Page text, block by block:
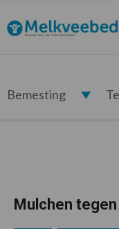
de
hoofdnavigatie
de
hoofd
de
eerste
de
voettekst
Melkveebedrijf.nl
Bemesting
Mulchen